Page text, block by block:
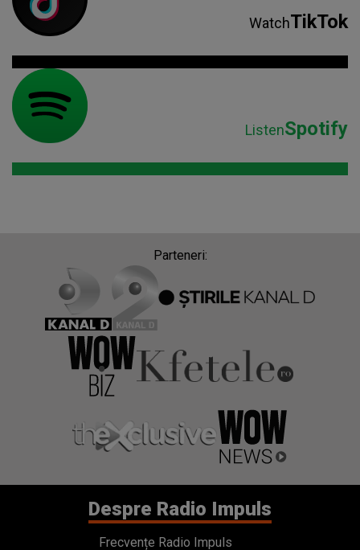
WatchTikTok
ListenSpotify
Parteneri:
Despre Radio Impuls
Frecvențe Radio Impuls